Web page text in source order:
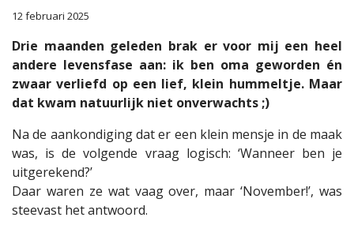
12 februari 2025
Drie maanden geleden brak er voor mij een heel
andere levensfase aan: ik ben oma geworden én
zwaar verliefd op een lief, klein hummeltje. Maar
dat kwam natuurlijk niet onverwachts ;)
Na de aankondiging dat er een klein mensje in de maak
was, is de volgende vraag logisch: ‘Wanneer ben je
uitgerekend?’
Daar waren ze wat vaag over, maar ‘November!’, was
steevast het antwoord.